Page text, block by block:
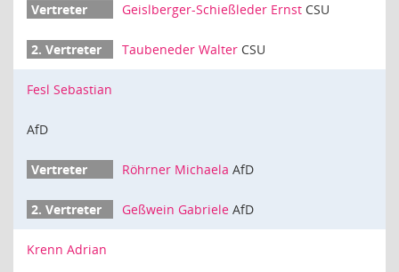
Geislberger-Schießleder Ernst CSU
Taubeneder Walter CSU
Fesl Sebastian
AfD
Röhrner Michaela AfD
Geßwein Gabriele AfD
Krenn Adrian